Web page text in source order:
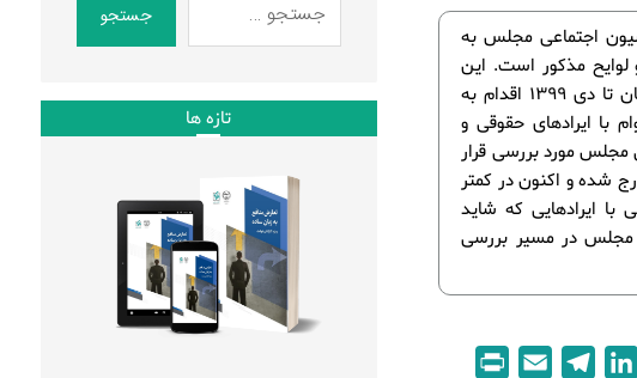
کمیسیون اجتماعی مجلس به
مذکور است. این
همه نیز در حالی است که کمیسیون اجتماعی مجلس در حد فاصل آبان تا دی 1399 اقدام به
با ایرادهای حقوقی و
مورد بررسی قرار
شده و اکنون در کمتر
ایرادهایی که شاید
مجلس در مسیر بررسی
جستجو
تازه ها